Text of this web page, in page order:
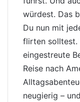
würdest. Das
Du nun mit
flirten solltest.
eingestreute
Reise nach
neugierig –